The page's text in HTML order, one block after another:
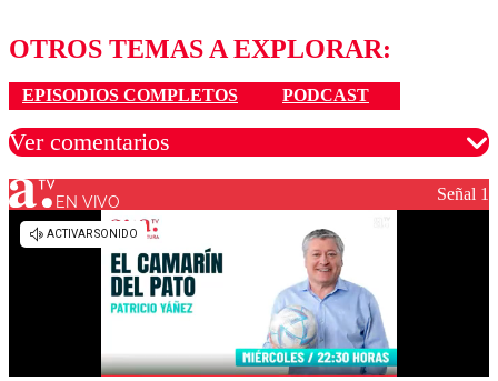
OTROS TEMAS A EXPLORAR:
EPISODIOS COMPLETOS PODCAST
Ver comentarios
Los comentarios son moderados para garantizar un
diálogo respetuoso.
EN VIVO Señal 1